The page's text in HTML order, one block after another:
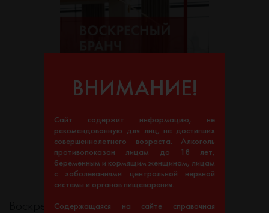
Воскресенье стало вкуснее.
ВНИМАНИЕ!
Сайт содержит информацию, не
рекомендованную для лиц, не достигших
совершеннолетнего возраста. Алкоголь
противопоказан лицам до 18 лет,
беременным и кормящим женщинам, лицам
с заболеваниями центральной нервной
системы и органов пищеварения.
Содержащаяся на сайте справочная